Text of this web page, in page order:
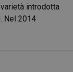
introdotta
Nel 2014